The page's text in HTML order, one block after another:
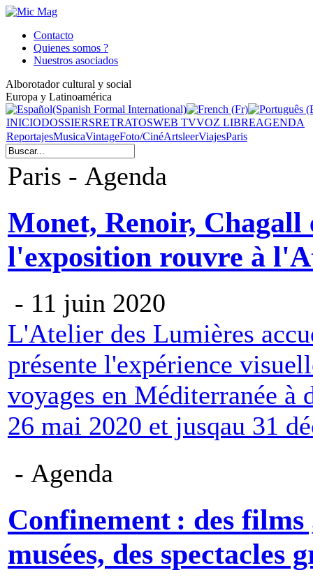
Contacto
Quienes somos ?
Nuestros asociados
Alborotador cultural y social
Europa y Latinoamérica
INICIODOSSIERSRETRATOSWEB TVVOZ LIBREAGENDA
ReportajesMusicaVintageFoto/CinéArtsleerViajesParis
Paris - Agenda
Monet, Renoir,
l'exposition rouvre à
- 11 juin 2020
L'Atelier des Lumières
présente l'expérience
voyages en Méditerranée à
26 mai 2020 et jusqau 31
- Agenda
Confinement : des films
musées, des spectacles